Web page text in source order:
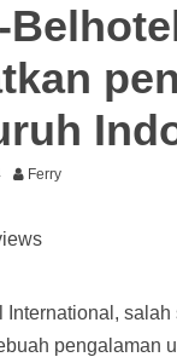
Ferry
International,
pengalaman